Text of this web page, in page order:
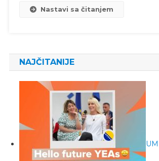
Nastavi sa čitanjem
NAJČITANIJE